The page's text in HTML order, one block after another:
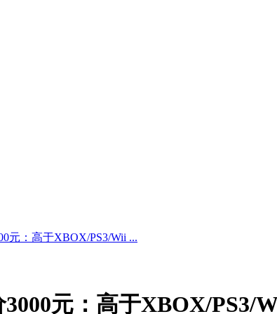
元：高于XBOX/PS3/Wii ...
元：高于XBOX/PS3/